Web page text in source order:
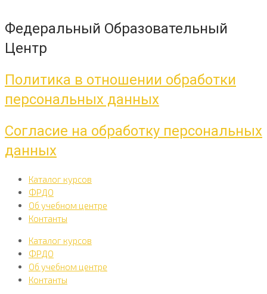
Федеральный Образовательный
Центр
Политика в отношении обработки
персональных данных
Согласие на обработку персональных
данных
Каталог курсов
ФРДО
Об учебном центре
Контанты
Каталог курсов
ФРДО
Об учебном центре
Контанты